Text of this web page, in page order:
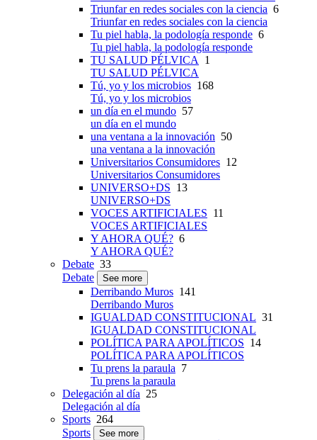
Triunfar en redes sociales con la ciencia 6
Triunfar en redes sociales con la ciencia
Tu piel habla, la podología responde 6
Tu piel habla, la podología responde
TU SALUD PÉLVICA
1
TU SALUD PÉLVICA
Tú, yo y los microbios 168
Tú, yo y los microbios
un día en el mundo 57
un día en el mundo
una ventana a la innovación 50
una ventana a la innovación
Universitarios Consumidores 12
Universitarios Consumidores
UNIVERSO+DS 13
UNIVERSO+DS
VOCES ARTIFICIALES 11
VOCES ARTIFICIALES
Y AHORA QUÉ? 6
Y AHORA QUÉ?
Debate 33
Debate
See more
Derribando Muros 141
Derribando Muros
IGUALDAD CONSTITUCIONAL 31
IGUALDAD CONSTITUCIONAL
POLÍTICA PARA APOLÍTICOS 14
POLÍTICA PARA APOLÍTICOS
Tu prens la paraula 7
Tu prens la paraula
Delegación al día 25
Delegación al día
Sports 264
Sports
See more